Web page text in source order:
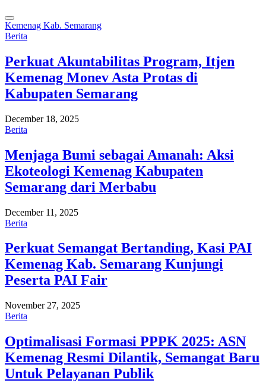
Kemenag Kab. Semarang
Berita
Perkuat Akuntabilitas Program, Itjen
Kemenag Monev Asta Protas di
Kabupaten Semarang
December 18, 2025
Berita
Menjaga Bumi sebagai Amanah: Aksi
Ekoteologi Kemenag Kabupaten
Semarang dari Merbabu
December 11, 2025
Berita
Perkuat Semangat Bertanding, Kasi PAI
Kemenag Kab. Semarang Kunjungi
Peserta PAI Fair
November 27, 2025
Berita
Optimalisasi Formasi PPPK 2025: ASN
Kemenag Resmi Dilantik, Semangat Baru
Untuk Pelayanan Publik